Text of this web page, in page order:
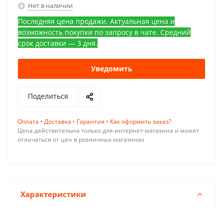
Нет в наличии
Последняя цена продажи. Актуальная цена и
возможность покупки по запросу в чате. Средний
срок доставки — 3 дня.
Уведомить
Поделиться
Оплата • Доставка • Гарантия • Как оформить заказ?
Цена действительна только для интернет-магазина и может
отличаться от цен в розничных магазинах
Характеристики